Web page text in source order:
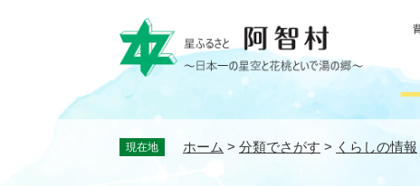
現在地 ホーム > 分類でさがす > くらしの情報